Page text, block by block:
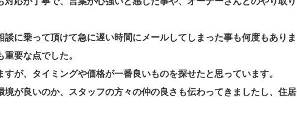
に乗って頂けて急に遅い時間にメールしてしまった事も何度もありま
要な点でした。
が、タイミングや価格が一番良いものを探せたと思っています。
境が良いのか、スタッフの方々の仲の良さも伝わってきましたし、住居